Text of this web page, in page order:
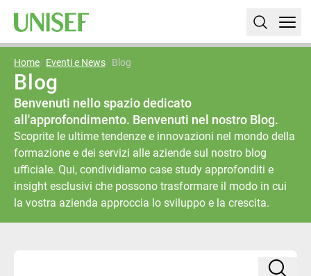
Home Eventi e News Blog
Blog
Benvenuti nello spazio dedicato
all'approfondimento. Benvenuti nel nostro Blog.
Scoprite le ultime tendenze e innovazioni nel mondo della
formazione e dei servizi alle aziende sul nostro blog
ufficiale. Qui, condividiamo case study approfonditi e
insight esclusivi che possono trasformare il modo in cui
la vostra azienda approccia lo sviluppo e la crescita.